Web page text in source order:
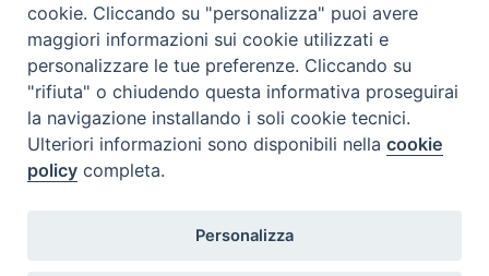
cookie. Cliccando su "personalizza" puoi avere
maggiori informazioni sui cookie utilizzati e
personalizzare le tue preferenze. Cliccando su
"rifiuta" o chiudendo questa informativa proseguirai
la navigazione installando i soli cookie tecnici.
Ulteriori informazioni sono disponibili nellacookie
policy completa.
Personalizza